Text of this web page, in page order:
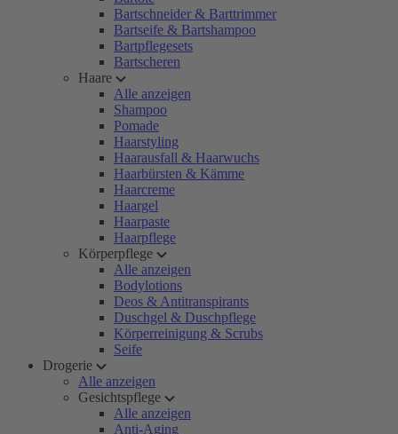
Bartschneider & Barttrimmer
Bartseife & Bartshampoo
Bartpflegesets
Bartscheren
Haare
Alle anzeigen
Shampoo
Pomade
Haarstyling
Haarausfall & Haarwuchs
Haarbürsten & Kämme
Haarcreme
Haargel
Haarpaste
Haarpflege
Körperpflege
Alle anzeigen
Bodylotions
Deos & Antitranspirants
Duschgel & Duschpflege
Körperreinigung & Scrubs
Seife
Drogerie
Alle anzeigen
Gesichtspflege
Alle anzeigen
Anti-Aging